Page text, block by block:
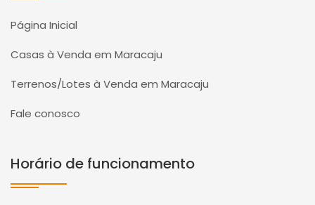
Página Inicial
Casas à Venda em Maracaju
Terrenos/Lotes à Venda em Maracaju
Fale conosco
Horário de funcionamento